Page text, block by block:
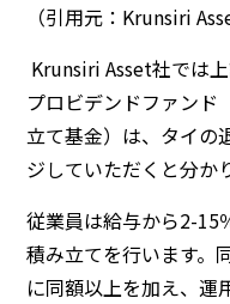
（引用元：Krunsiri
Krunsiri Asset社では
プロビデンドファン
立て基金） は、タイの
ジしていただくと分か
従業員は給与から2-15
積み立てを行います。
に同額以上を加え、運